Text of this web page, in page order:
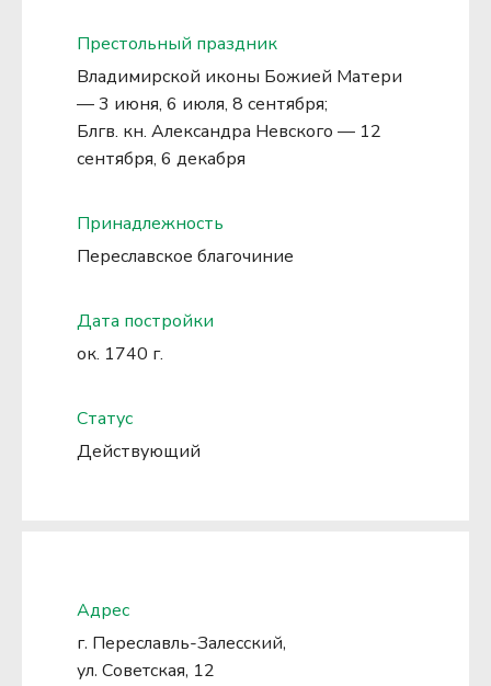
Престольный праздник
Владимирской иконы Божией Матери
— 3 июня, 6 июля, 8 сентября;
Блгв. кн. Александра Невского — 12
сентября, 6 декабря
Принадлежность
Переславское благочиние
Дата постройки
ок. 1740 г.
Статус
Действующий
Адрес
г. Переславль-Залесский,
ул. Советская, 12